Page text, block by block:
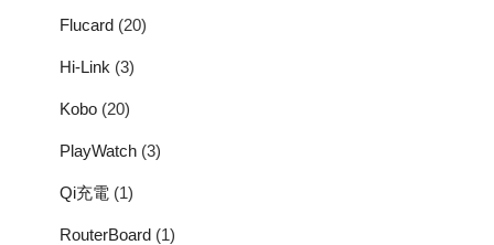
Flucard (20)
Hi-Link (3)
Kobo (20)
PlayWatch (3)
Qi充電 (1)
RouterBoard (1)